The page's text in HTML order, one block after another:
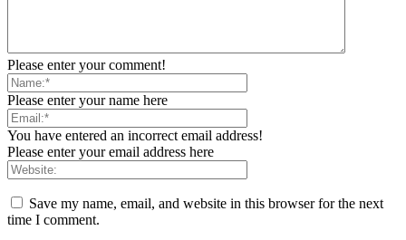
Please enter your comment!
Please enter your name here
You have entered an incorrect email address!
Please enter your email address here
Save my name, email, and website in this browser for the next
time I comment.